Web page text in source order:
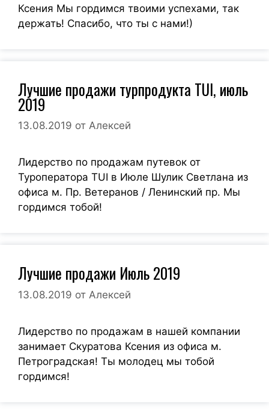
Ксения Мы гордимся твоими успехами, так
держать! Спасибо, что ты с нами!)
Лучшие продажи турпродукта TUI, июль
2019
13.08.2019 от Алексей
Лидерство по продажам путевок от
Туроператора TUI в Июле Шулик Светлана из
офиса м. Пр. Ветеранов / Ленинский пр. Мы
гордимся тобой!
Лучшие продажи Июль 2019
13.08.2019 от Алексей
Лидерство по продажам в нашей компании
занимает Скуратова Ксения из офиса м.
Петроградская! Ты молодец мы тобой
гордимся!